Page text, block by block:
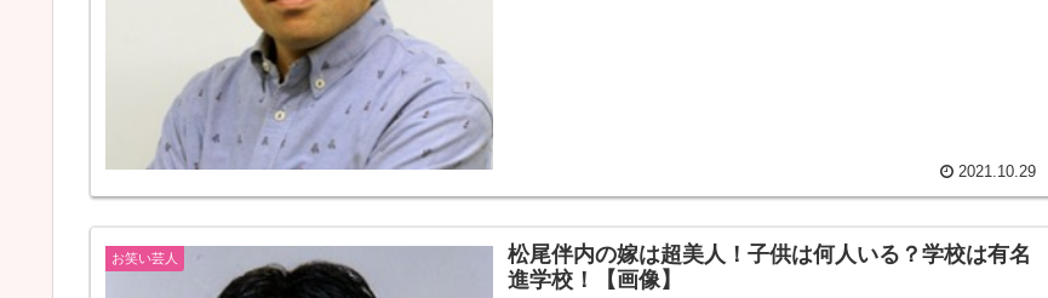
2021.10.29
お笑い芸人
松尾伴内の嫁は超美人！子供は何人いる？学校は有名
進学校！【画像】